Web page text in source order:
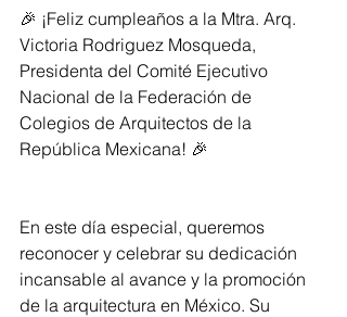
🎉 ¡Feliz cumpleaños a la Mtra. Arq.
Victoria Rodriguez Mosqueda,
Presidenta del Comité Ejecutivo
Nacional de la Federación de
Colegios de Arquitectos de la
República Mexicana! 🎉
En este día especial, queremos
reconocer y celebrar su dedicación
incansable al avance y la promoción
de la arquitectura en México. Su